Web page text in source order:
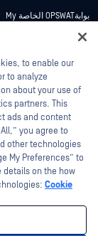
بوابةOPSWAT الخاصة My
وثائق تقنية
دورات تدريبية
برنامج الثغرات الأمنية
الشركاء
شهادات
شركاء التكنولوجيا
برنامج شركاء القنوات
to enable our
to analyze
about your use of
partners. This
ads and content
you agree to
other technologies
My Preferences” to
details on the how
Cookie